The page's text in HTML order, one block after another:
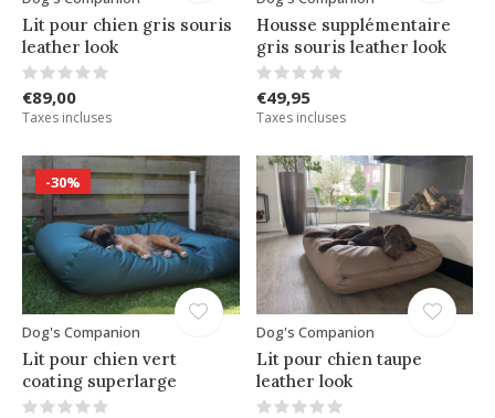
Lit pour chien gris souris
leather look
€89,00
Taxes incluses
Housse supplémentaire
gris souris leather look
€49,95
Taxes incluses
-30%
Dog's Companion
Lit pour chien vert
coating superlarge
Dog's Companion
Lit pour chien taupe
leather look